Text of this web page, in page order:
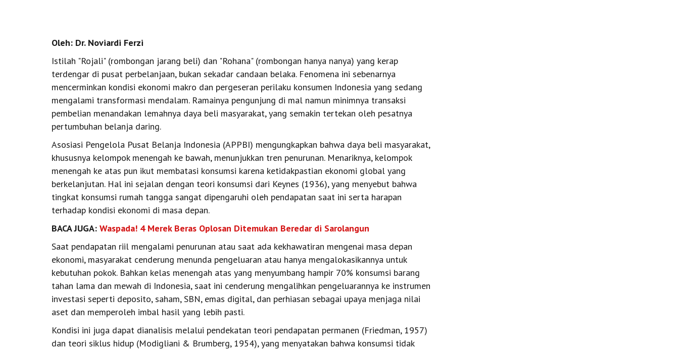
Oleh: Dr. Noviardi Ferzi
Istilah "Rojali" (rombongan jarang beli) dan "Rohana" (rombongan hanya nanya) yang kerap
terdengar di pusat perbelanjaan, bukan sekadar candaan belaka. Fenomena ini sebenarnya
mencerminkan kondisi ekonomi makro dan pergeseran perilaku konsumen Indonesia yang sedang
mengalami transformasi mendalam. Ramainya pengunjung di mal namun minimnya transaksi
pembelian menandakan lemahnya daya beli masyarakat, yang semakin tertekan oleh pesatnya
pertumbuhan belanja daring.
Asosiasi Pengelola Pusat Belanja Indonesia (APPBI) mengungkapkan bahwa daya beli masyarakat,
khususnya kelompok menengah ke bawah, menunjukkan tren penurunan. Menariknya, kelompok
menengah ke atas pun ikut membatasi konsumsi karena ketidakpastian ekonomi global yang
berkelanjutan. Hal ini sejalan dengan teori konsumsi dari Keynes (1936), yang menyebut bahwa
tingkat konsumsi rumah tangga sangat dipengaruhi oleh pendapatan saat ini serta harapan
terhadap kondisi ekonomi di masa depan.
BACA JUGA: Waspada! 4 Merek Beras Oplosan Ditemukan Beredar di Sarolangun
Saat pendapatan riil mengalami penurunan atau saat ada kekhawatiran mengenai masa depan
ekonomi, masyarakat cenderung menunda pengeluaran atau hanya mengalokasikannya untuk
kebutuhan pokok. Bahkan kelas menengah atas yang menyumbang hampir 70% konsumsi barang
tahan lama dan mewah di Indonesia, saat ini cenderung mengalihkan pengeluarannya ke instrumen
investasi seperti deposito, saham, SBN, emas digital, dan perhiasan sebagai upaya menjaga nilai
aset dan memperoleh imbal hasil yang lebih pasti.
Kondisi ini juga dapat dianalisis melalui pendekatan teori pendapatan permanen (Friedman, 1957)
dan teori siklus hidup (Modigliani & Brumberg, 1954), yang menyatakan bahwa konsumsi tidak